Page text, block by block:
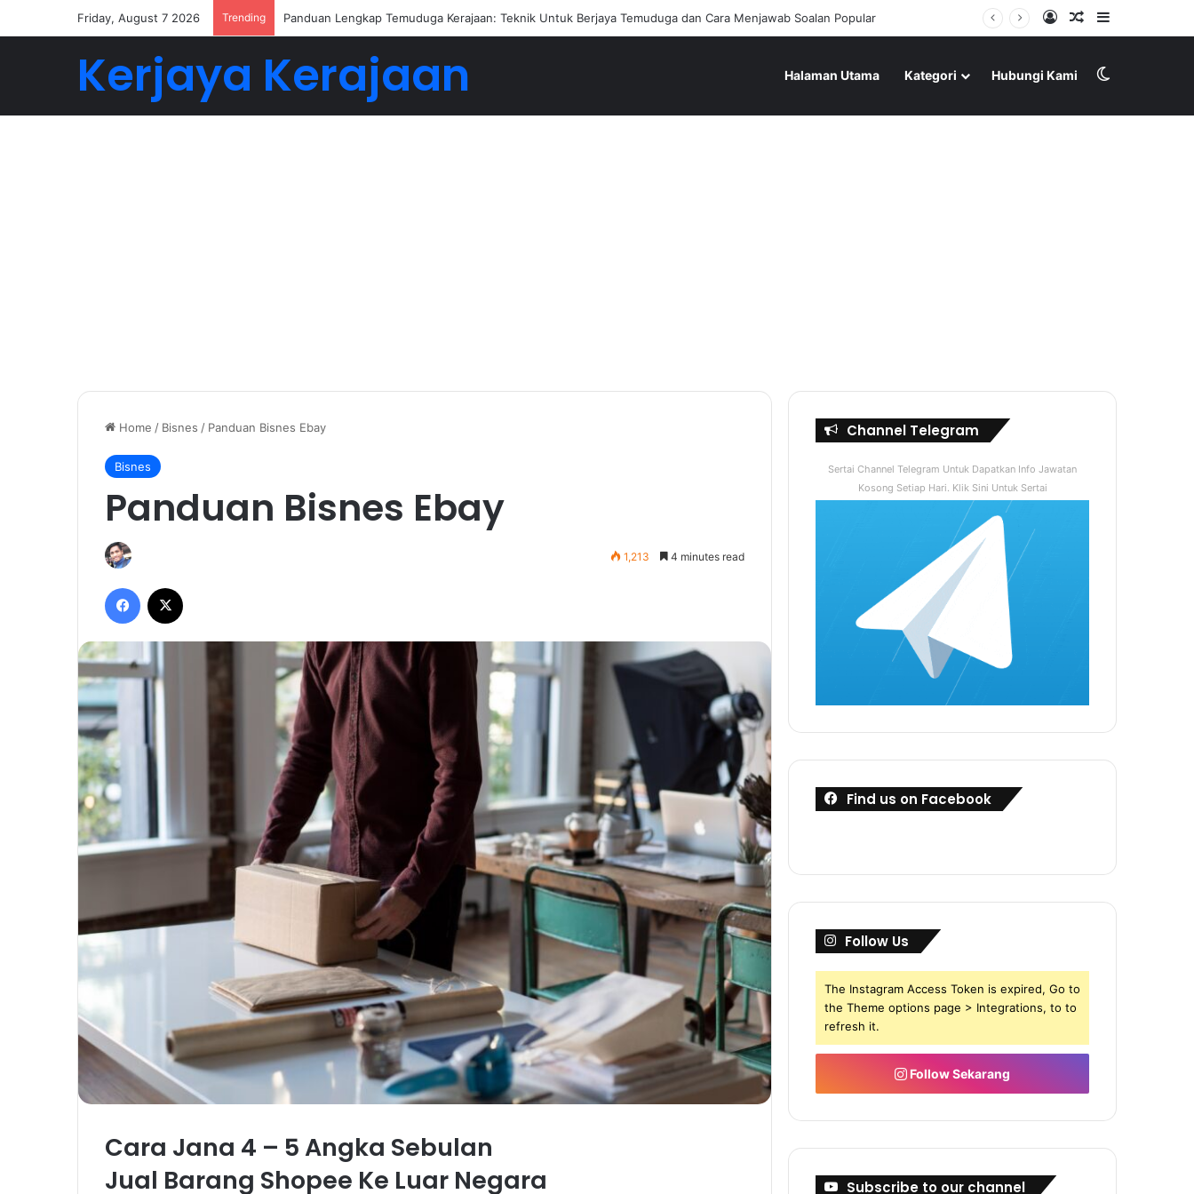
Friday, August 7 2026 Trending Buat 5-6 Angka Dengan Jadi Ejen Hartanah Log InRandom Article
Sidebar
Kerjaya Kerajaan Halaman Utama Kategori Hubungi Kami
Home / Bisnes / Panduan Bisnes Ebay
Bisnes
Panduan Bisnes Ebay
1,213 4 minutes read
Facebook
Cara Jana 4 – 5 Angka Sebulan
Jual Barang Shopee Ke Luar Negara
Channel Telegram
Sertai Channel Telegram Untuk Dapatkan Info Jawatan
Kosong Setiap Hari. Klik Sini Untuk Sertai
Find us on Facebook
Follow Us
The Instagram Access Token is expired, Go to
the Theme options page > Integrations, to to
refresh it.
Follow Sekarang
Subscribe to our channel